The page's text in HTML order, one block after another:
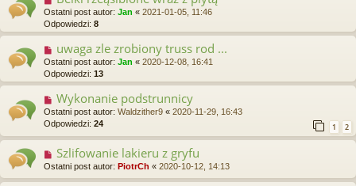
Ostatni post autor: Jan « 2021-01-05, 11:46
Odpowiedzi: 8
uwaga zle zrobiony truss rod ...
Ostatni post autor: Jan « 2020-12-08, 16:41
Odpowiedzi: 13
Wykonanie podstrunnicy
Ostatni post autor: Waldzither9 « 2020-11-29, 16:43
Odpowiedzi: 24 1 2
Szlifowanie lakieru z gryfu
Ostatni post autor: PiotrCh « 2020-10-12, 14:13